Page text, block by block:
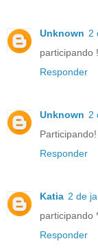
Unknown 2
participando
Responder
Unknown 2
Participando!
Responder
Katia 2 de
participando
Responder